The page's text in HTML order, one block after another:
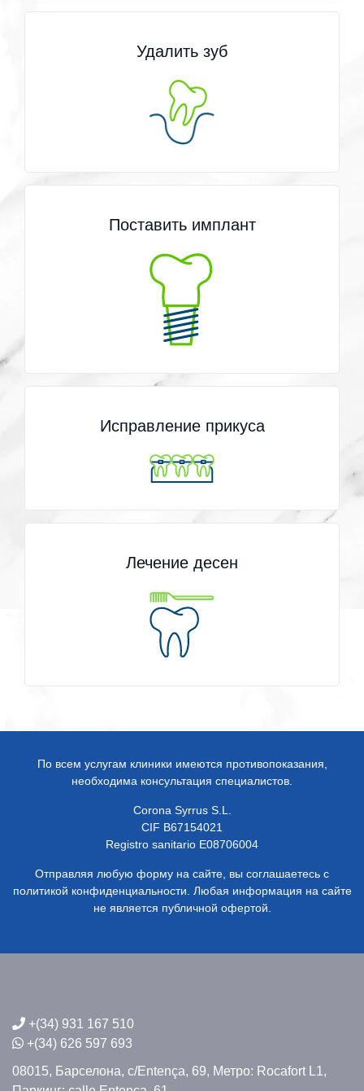
Удалить зуб
Поставить имплант
Исправление прикуса
Лечение десен
По всем услугам клиники имеются противопоказания,
необходима консультация специалистов.
Corona Syrrus S.L.
CIF B67154021
Registro sanitario E08706004
Отправляя любую форму на сайте, вы соглашаетесь с
политикой конфиденциальности. Любая информация на сайте
не является публичной офертой.
+(34) 931 167 510
+(34) 626 597 693
08015, Барселона, c/Entença, 69, Метро: Rocafort L1,